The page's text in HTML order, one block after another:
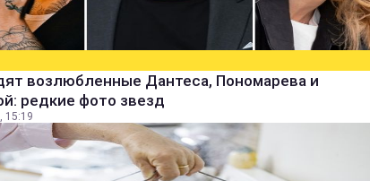
возлюбленные Дантеса, Пономарева и
редкие фото звезд
15:19